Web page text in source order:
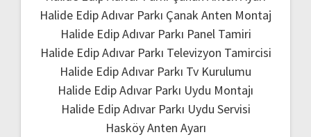
Halide Edip Adıvar Parkı Çanak Anten Montaj
Halide Edip Adıvar Parkı Panel Tamiri
Halide Edip Adıvar Parkı Televizyon Tamircisi
Halide Edip Adıvar Parkı Tv Kurulumu
Halide Edip Adıvar Parkı Uydu Montajı
Halide Edip Adıvar Parkı Uydu Servisi
Hasköy Anten Ayarı